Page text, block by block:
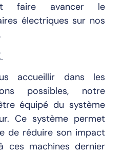
faire avancer le
électriques sur nos
accueillir dans les
possibles, notre
équipé du système
Ce système permet
de réduire son impact
ces machines dernier